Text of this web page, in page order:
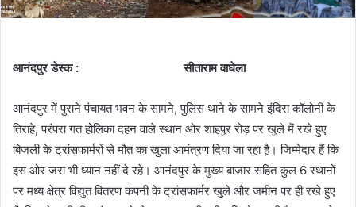
आनंदपुर डेस्क : सीताराम वाघेला
आनंदपुर में पुराने पंचायत भवन के सामने, पुलिस थाने के सामने इंदिरा कॉलोनी के
तिराहे, परंपरा गत होलिका दहन वाले स्थान ओर शाहपुर रोड़ पर खुले में रखे हुए
बिजली के ट्रांसफार्मरों से मौत का खुला आमंत्रण दिया जा रहा है। जिम्मेदार हैं कि
इस ओर जरा भी ध्यान नहीं दे रहे। आनंदपुर के मुख्य बाजार सहित कुल 6 स्थानों
पर मध्य क्षेत्र विद्युत वितरण कंपनी के ट्रांसफार्मर खुले और जमीन पर ही रखे हुए